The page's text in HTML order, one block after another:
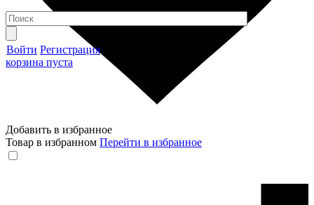
Войти Регистрация
корзина пуста
Добавить в избранное
Товар в избранном Перейти в избранное